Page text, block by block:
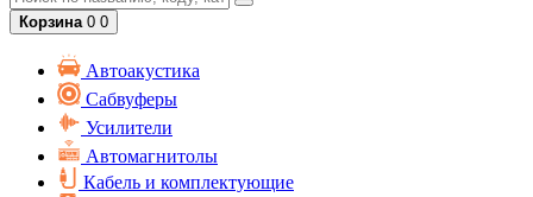
Корзина 0 0
Автоакустика
Сабвуферы
Усилители
Автомагнитолы
Кабель и комплектующие